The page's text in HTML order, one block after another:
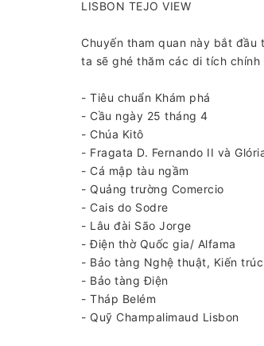
LISBON TEJO VIEW
Chuyến tham quan này bắt đầu
ta sẽ ghé thăm các di tích
- Tiêu chuẩn Khám phá
- Cầu ngày 25 tháng 4
- Chúa Kitô
- Fragata D. Fernando II và
- Cá mập tàu ngầm
- Quảng trường Comercio
- Cais do Sodre
- Lâu đài São Jorge
- Điện thờ Quốc gia/ Alfama
- Bảo tàng Nghệ thuật, Kiến
- Bảo tàng Điện
- Tháp Belém
- Quỹ Champalimaud Lisbon